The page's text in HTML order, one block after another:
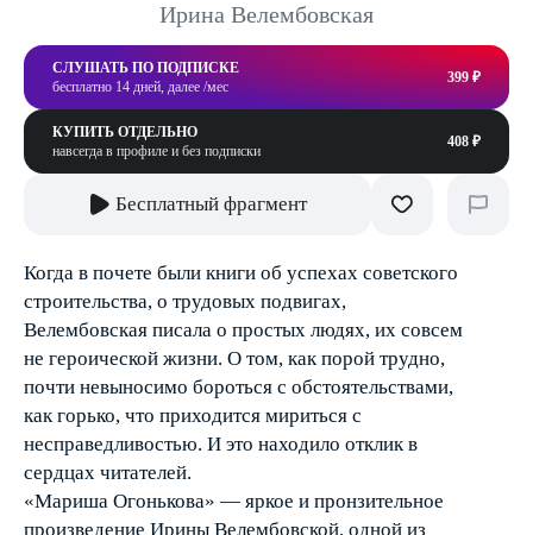
Ирина Велембовская
СЛУШАТЬ ПО ПОДПИСКЕ
бесплатно 14 дней, далее /мес
399 ₽
КУПИТЬ ОТДЕЛЬНО
навсегда в профиле и без подписки
408 ₽
Бесплатный фрагмент
Когда в почете были книги об успехах советского
строительства, о трудовых подвигах,
Велембовская писала о простых людях, их совсем
не героической жизни. О том, как порой трудно,
почти невыносимо бороться с обстоятельствами,
как горько, что приходится мириться с
несправедливостью. И это находило отклик в
сердцах читателей.
«Мариша Огонькова» — яркое и пронзительное
произведение Ирины Велембовской, одной из